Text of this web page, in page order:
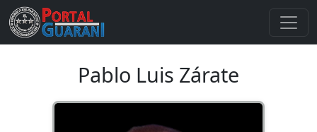
Pablo Luis Zárate